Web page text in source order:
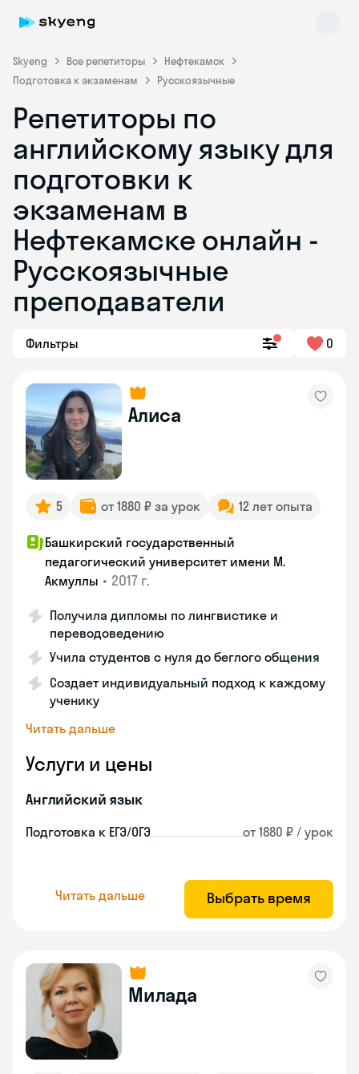
Skyeng Все репетиторы
Нефтекамск
Подготовка к экзаменам
Русскоязычные
Репетиторы по
английскому языку для
подготовки к
экзаменам в
Нефтекамске онлайн -
Русскоязычные
преподаватели
Фильтры 0
Алиса
5 от 1880 ₽ за урок 12 лет опыта
Башкирский государственный
педагогический университет имени М.
Акмуллы • 2017 г.
Получила дипломы по лингвистике и
переводоведению
Учила студентов с нуля до беглого общения
Создает индивидуальный подход к каждому
ученику
Читать дальше
Услуги и цены
Английский язык
Подготовка к ЕГЭ/ОГЭ от 1880 ₽ / урок
Читать дальше Выбрать время
Милада
Skyeng Chat